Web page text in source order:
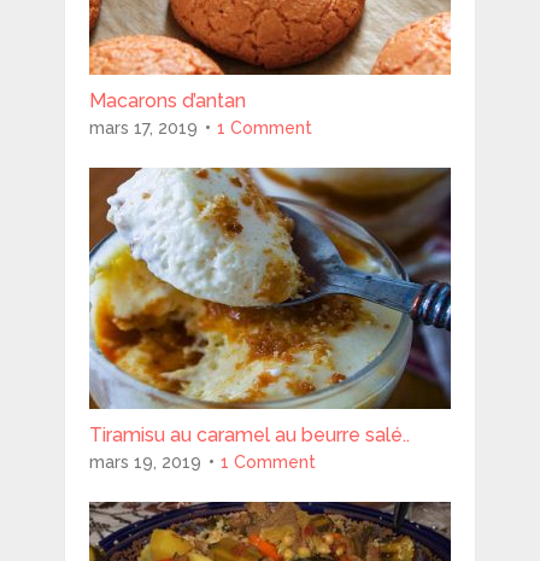
Macarons d’antan
mars 17, 2019 1 Comment
Tiramisu au caramel au beurre salé..
mars 19, 2019 1 Comment